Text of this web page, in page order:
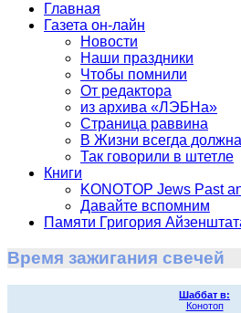
Главная
Газета он-лайн
Новости
Наши праздники
Чтобы помнили
От редактора
из архива «ЛЭБНа»
Страница раввина
В Жизни всегда
Так говорили в штетле
Книги
KONOTOP Jews Past
Давайте вспомним
Памяти Григория
Время зажигания свечей
Шаббат в:
Конотоп